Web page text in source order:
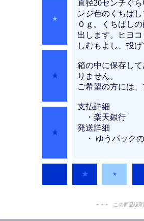
★
直径20センチぐ
ンジ色のくちば
０ｇ。くちばし
出します。ヒヨ
しむもよし、投げ
箱の中に保存し
りません。
ご希望の方には
支払詳細
・楽天銀行
発送詳細
・ ゆうパック
★
★
★ ★
+ + + この商品説明